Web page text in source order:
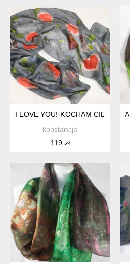
I LOVE YOU!-KOCHAM CIĘ-
konstancja
119 zł